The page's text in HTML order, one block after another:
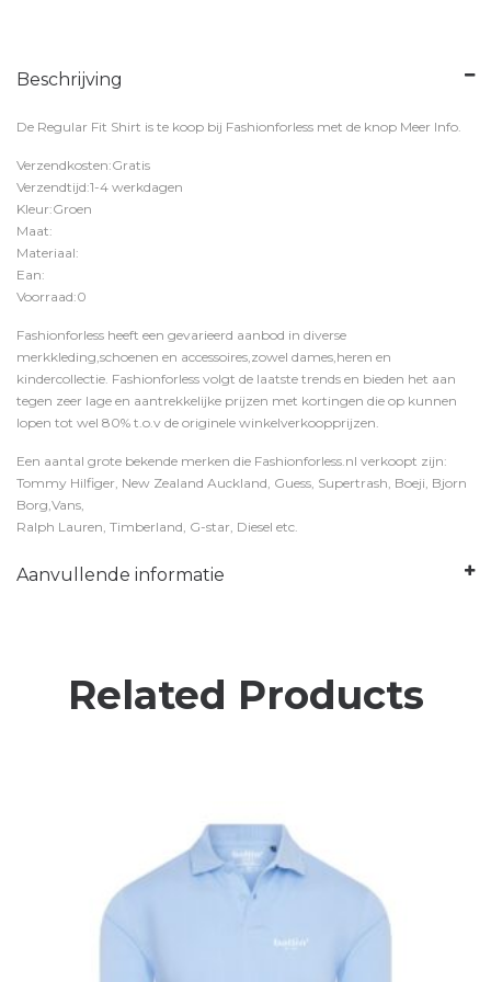
Beschrijving
De Regular Fit Shirt is te koop bij Fashionforless met de knop Meer Info.
Verzendkosten:Gratis
Verzendtijd:1-4 werkdagen
Kleur:Groen
Maat:
Materiaal:
Ean:
Voorraad:0
Fashionforless heeft een gevarieerd aanbod in diverse
merkkleding,schoenen en accessoires,zowel dames,heren en
kindercollectie. Fashionforless volgt de laatste trends en bieden het aan
tegen zeer lage en aantrekkelijke prijzen met kortingen die op kunnen
lopen tot wel 80% t.o.v de originele winkelverkoopprijzen.
Een aantal grote bekende merken die Fashionforless.nl verkoopt zijn:
Tommy Hilfiger, New Zealand Auckland, Guess, Supertrash, Boeji, Bjorn
Borg,Vans,
Ralph Lauren, Timberland, G-star, Diesel etc.
Aanvullende informatie
Related Products